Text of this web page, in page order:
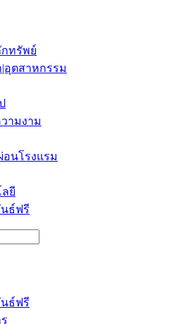
กทรัพย์
อุตสาหกรรม
ามงาม
อนโรงแรม
ยี
ธ์ฟรี
ธ์ฟรี